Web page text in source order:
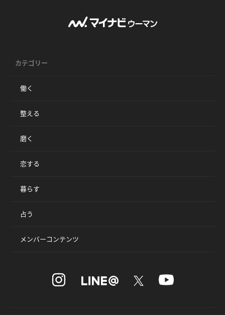
カテゴリー
働く
整える
磨く
恋する
暮らす
占う
メンバーコンテンツ